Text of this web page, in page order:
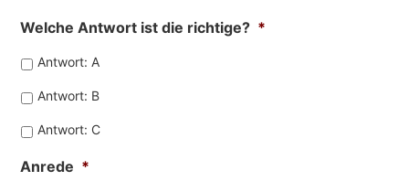
Welche Antwort ist die richtige? *
Antwort: A
Antwort: B
Antwort: C
Anrede *